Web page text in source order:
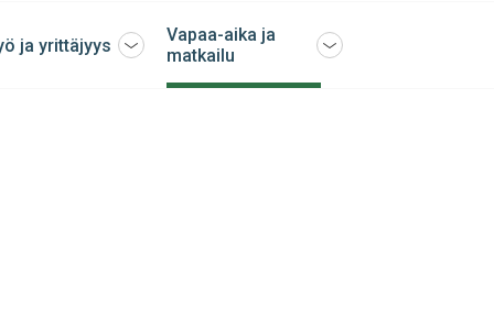
ja yrittäjyys Avaa
Vapaa-aika ja
matkailu
Avaa